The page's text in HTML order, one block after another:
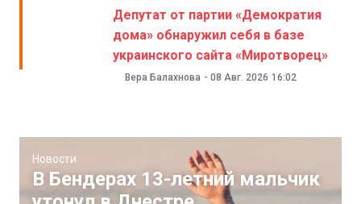
Депутат от партии «Демократия
дома» обнаружил себя в базе
украинского сайта «Миротворец»
Вера Балахнова - 08 Авг. 2026 16:02
Новости
В Бендерах 13-летний мальчик